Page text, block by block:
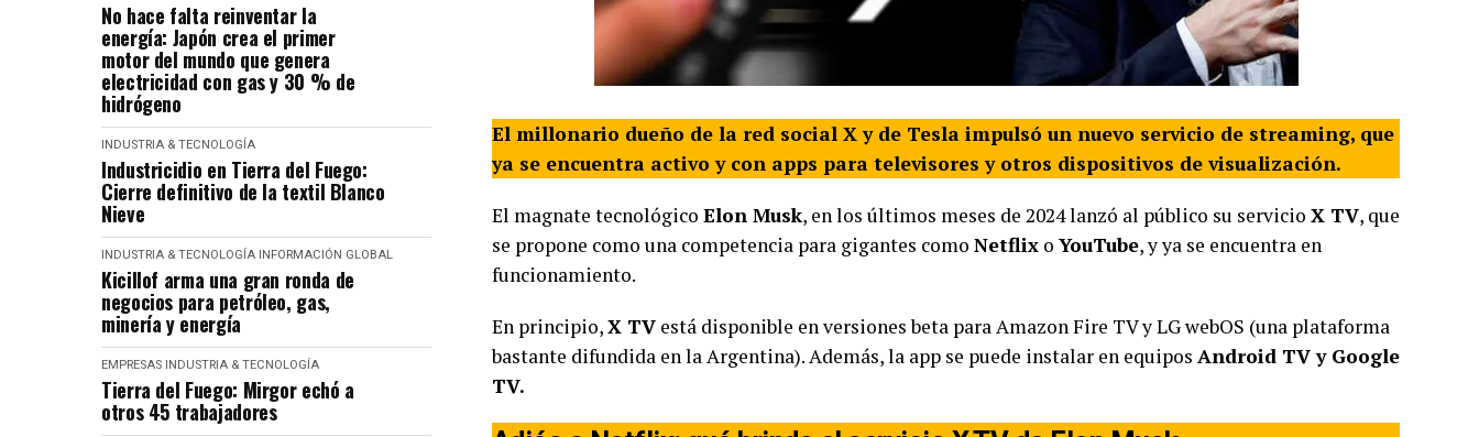
No hace falta reinventar la
energía: Japón crea el primer
motor del mundo que genera
electricidad con gas y 30 % de
hidrógeno
INDUSTRIA & TECNOLOGÍA
Industricidio en Tierra del Fuego:
Cierre definitivo de la textil Blanco
Nieve
INDUSTRIA & TECNOLOGÍA INFORMACIÓN GLOBAL
Kicillof arma una gran ronda de
negocios para petróleo, gas,
minería y energía
EMPRESAS INDUSTRIA & TECNOLOGÍA
Tierra del Fuego: Mirgor echó a
otros 45 trabajadores
El millonario dueño de la red social X y de Tesla impulsó un nuevo servicio de streaming, que
ya se encuentra activo y con apps para televisores y otros dispositivos de visualización.
El magnate tecnológico Elon Musk, en los últimos meses de 2024 lanzó al público su servicio X TV, que
se propone como una competencia para gigantes como Netflix o YouTube, y ya se encuentra en
funcionamiento.
En principio,X TV está disponible en versiones beta para Amazon Fire TV y LG webOS (una plataforma
bastante difundida en la Argentina). Además, la app se puede instalar en equipos Android TV y Google
TV.